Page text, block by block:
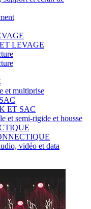
LEVAGE
et multiprise
ET SAC
et semi-rigide et housse
vidéo et data